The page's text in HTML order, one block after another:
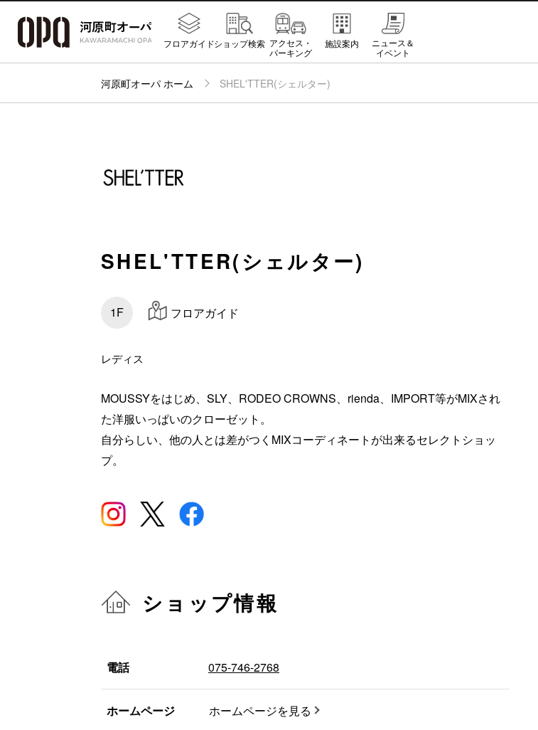
フロアガイドショップ検索 アクセス・
パーキング
施設案内
ニュース＆
イベント
河原町オーパ ホーム SHEL'TTER(シェルター)
SHEL'TTER(シェルター)
1F フロアガイド
レディス
MOUSSYをはじめ、SLY、RODEO CROWNS、rienda、IMPORT等がMIXされ
た洋服いっぱいのクローゼット。
自分らしい、他の人とは差がつくMIXコーディネートが出来るセレクトショッ
プ。
ショップ情報
電話 075-746-2768
ホームページ ホームページを見る